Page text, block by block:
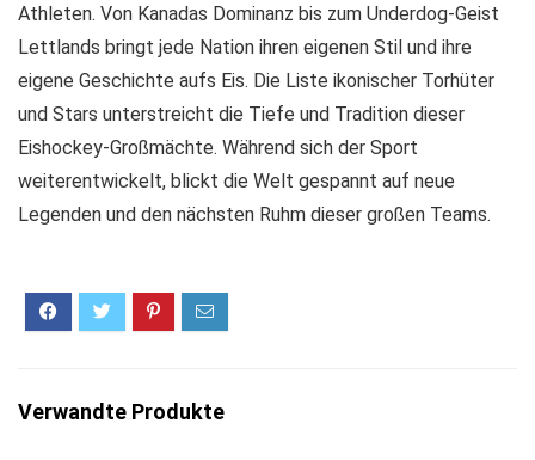
Athleten. Von Kanadas Dominanz bis zum Underdog-Geist
Lettlands bringt jede Nation ihren eigenen Stil und ihre
eigene Geschichte aufs Eis. Die Liste ikonischer Torhüter
und Stars unterstreicht die Tiefe und Tradition dieser
Eishockey-Großmächte. Während sich der Sport
weiterentwickelt, blickt die Welt gespannt auf neue
Legenden und den nächsten Ruhm dieser großen Teams.
Verwandte Produkte